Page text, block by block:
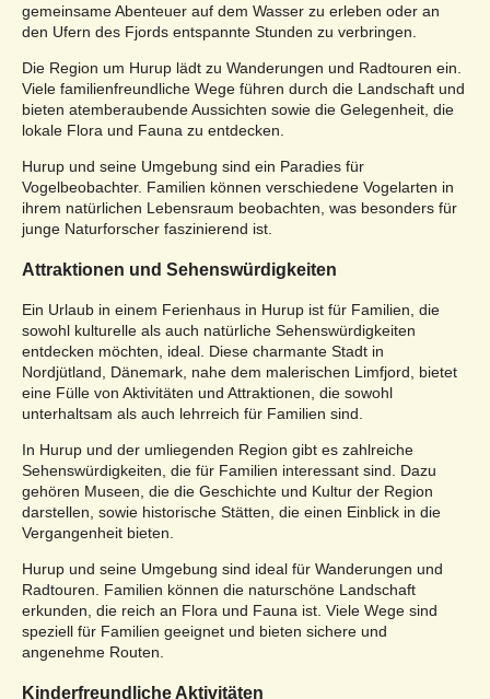
gemeinsame Abenteuer auf dem Wasser zu erleben oder an
den Ufern des Fjords entspannte Stunden zu verbringen.
Die Region um Hurup lädt zu Wanderungen und Radtouren ein.
Viele familienfreundliche Wege führen durch die Landschaft und
bieten atemberaubende Aussichten sowie die Gelegenheit, die
lokale Flora und Fauna zu entdecken.
Hurup und seine Umgebung sind ein Paradies für
Vogelbeobachter. Familien können verschiedene Vogelarten in
ihrem natürlichen Lebensraum beobachten, was besonders für
junge Naturforscher faszinierend ist.
Attraktionen und Sehenswürdigkeiten
Ein Urlaub in einem Ferienhaus in Hurup ist für Familien, die
sowohl kulturelle als auch natürliche Sehenswürdigkeiten
entdecken möchten, ideal. Diese charmante Stadt in
Nordjütland, Dänemark, nahe dem malerischen Limfjord, bietet
eine Fülle von Aktivitäten und Attraktionen, die sowohl
unterhaltsam als auch lehrreich für Familien sind.
In Hurup und der umliegenden Region gibt es zahlreiche
Sehenswürdigkeiten, die für Familien interessant sind. Dazu
gehören Museen, die die Geschichte und Kultur der Region
darstellen, sowie historische Stätten, die einen Einblick in die
Vergangenheit bieten.
Hurup und seine Umgebung sind ideal für Wanderungen und
Radtouren. Familien können die naturschöne Landschaft
erkunden, die reich an Flora und Fauna ist. Viele Wege sind
speziell für Familien geeignet und bieten sichere und
angenehme Routen.
Kinderfreundliche Aktivitäten